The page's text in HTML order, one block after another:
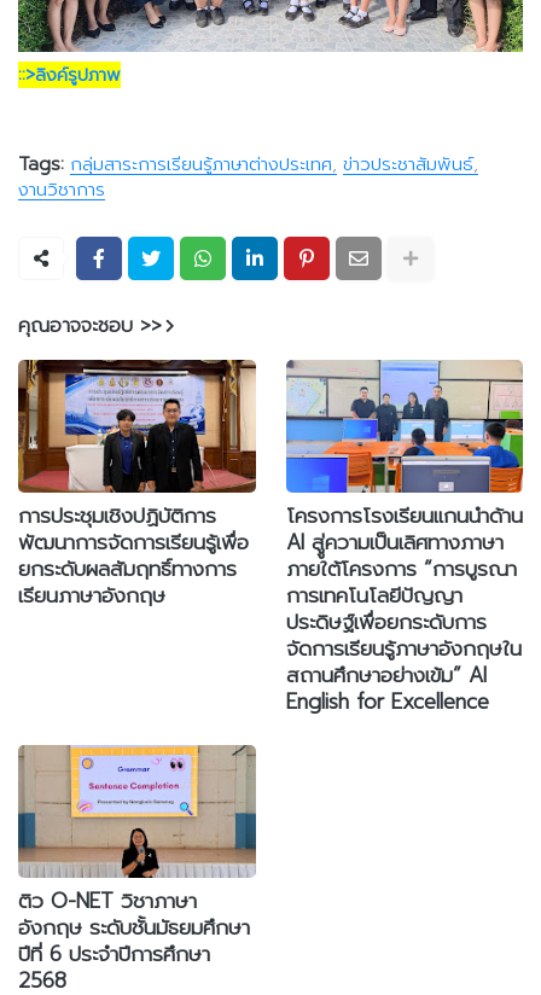
::>ลิงค์รูปภาพ
Tags: กลุ่มสาระการเรียนรู้ภาษาต่างประเทศ ข่าวประชาสัมพันธ์
งานวิชาการ
คุณอาจจะชอบ >>
การประชุมเชิงปฏิบัติการ
พัฒนาการจัดการเรียนรู้เพื่อ
ยกระดับผลสัมฤทธิ์ทางการ
เรียนภาษาอังกฤษ
โครงการโรงเรียนแกนนำด้าน
AI สูู่ความเป็นเลิศทางภาษา
ภายใต้โครงการ “การบูรณา
การเทคโนโลยีปัญญา
ประดิษฐ์เพื่อยกระดับการ
จัดการเรียนรู้ภาษาอังกฤษใน
สถานศึกษาอย่างเข้ม” AI
English for Excellence
ติว O-NET วิชาภาษา
อังกฤษ ระดับชั้นมัธยมศึกษา
ปีที่ 6 ประจำปีการศึกษา
2568